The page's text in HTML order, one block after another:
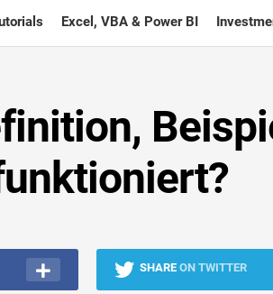
Excel, VBA & Power BI
SHARE ON TWITTER